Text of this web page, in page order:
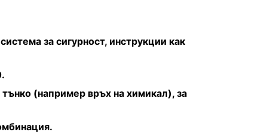
за сигурност, инструкции как
(например връх на химикал), за